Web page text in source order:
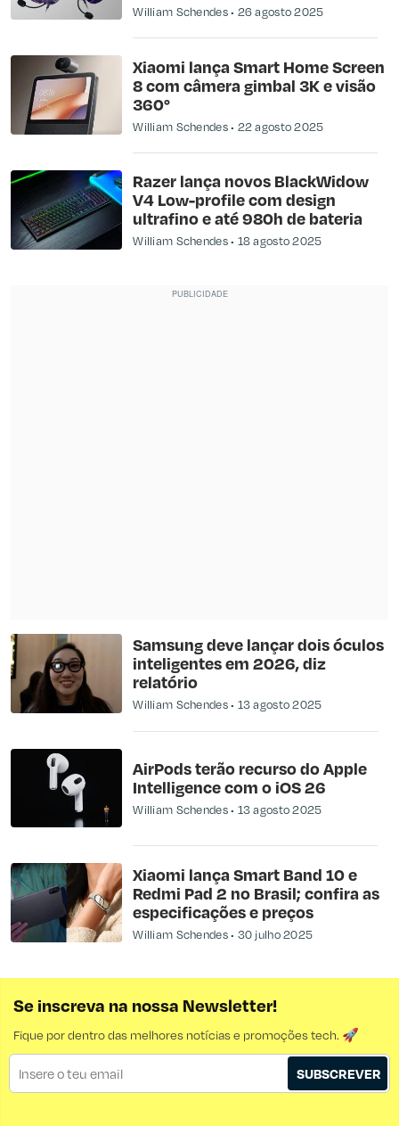
William Schendes 26 agosto 2025
Xiaomi lança Smart Home Screen
8 com câmera gimbal 3K e visão
360°
William Schendes 22 agosto 2025
Razer lança novos BlackWidow
V4 Low-profile com design
ultrafino e até 980h de bateria
William Schendes 18 agosto 2025
Samsung deve lançar dois óculos
inteligentes em 2026, diz
relatório
William Schendes 13 agosto 2025
AirPods terão recurso do Apple
Intelligence com o iOS 26
William Schendes 13 agosto 2025
Xiaomi lança Smart Band 10 e
Redmi Pad 2 no Brasil; confira as
especificações e preços
William Schendes 30 julho 2025
Se inscreva na nossa Newsletter!
Fique por dentro das melhores notícias e promoções tech. 🚀
SUBSCREVER